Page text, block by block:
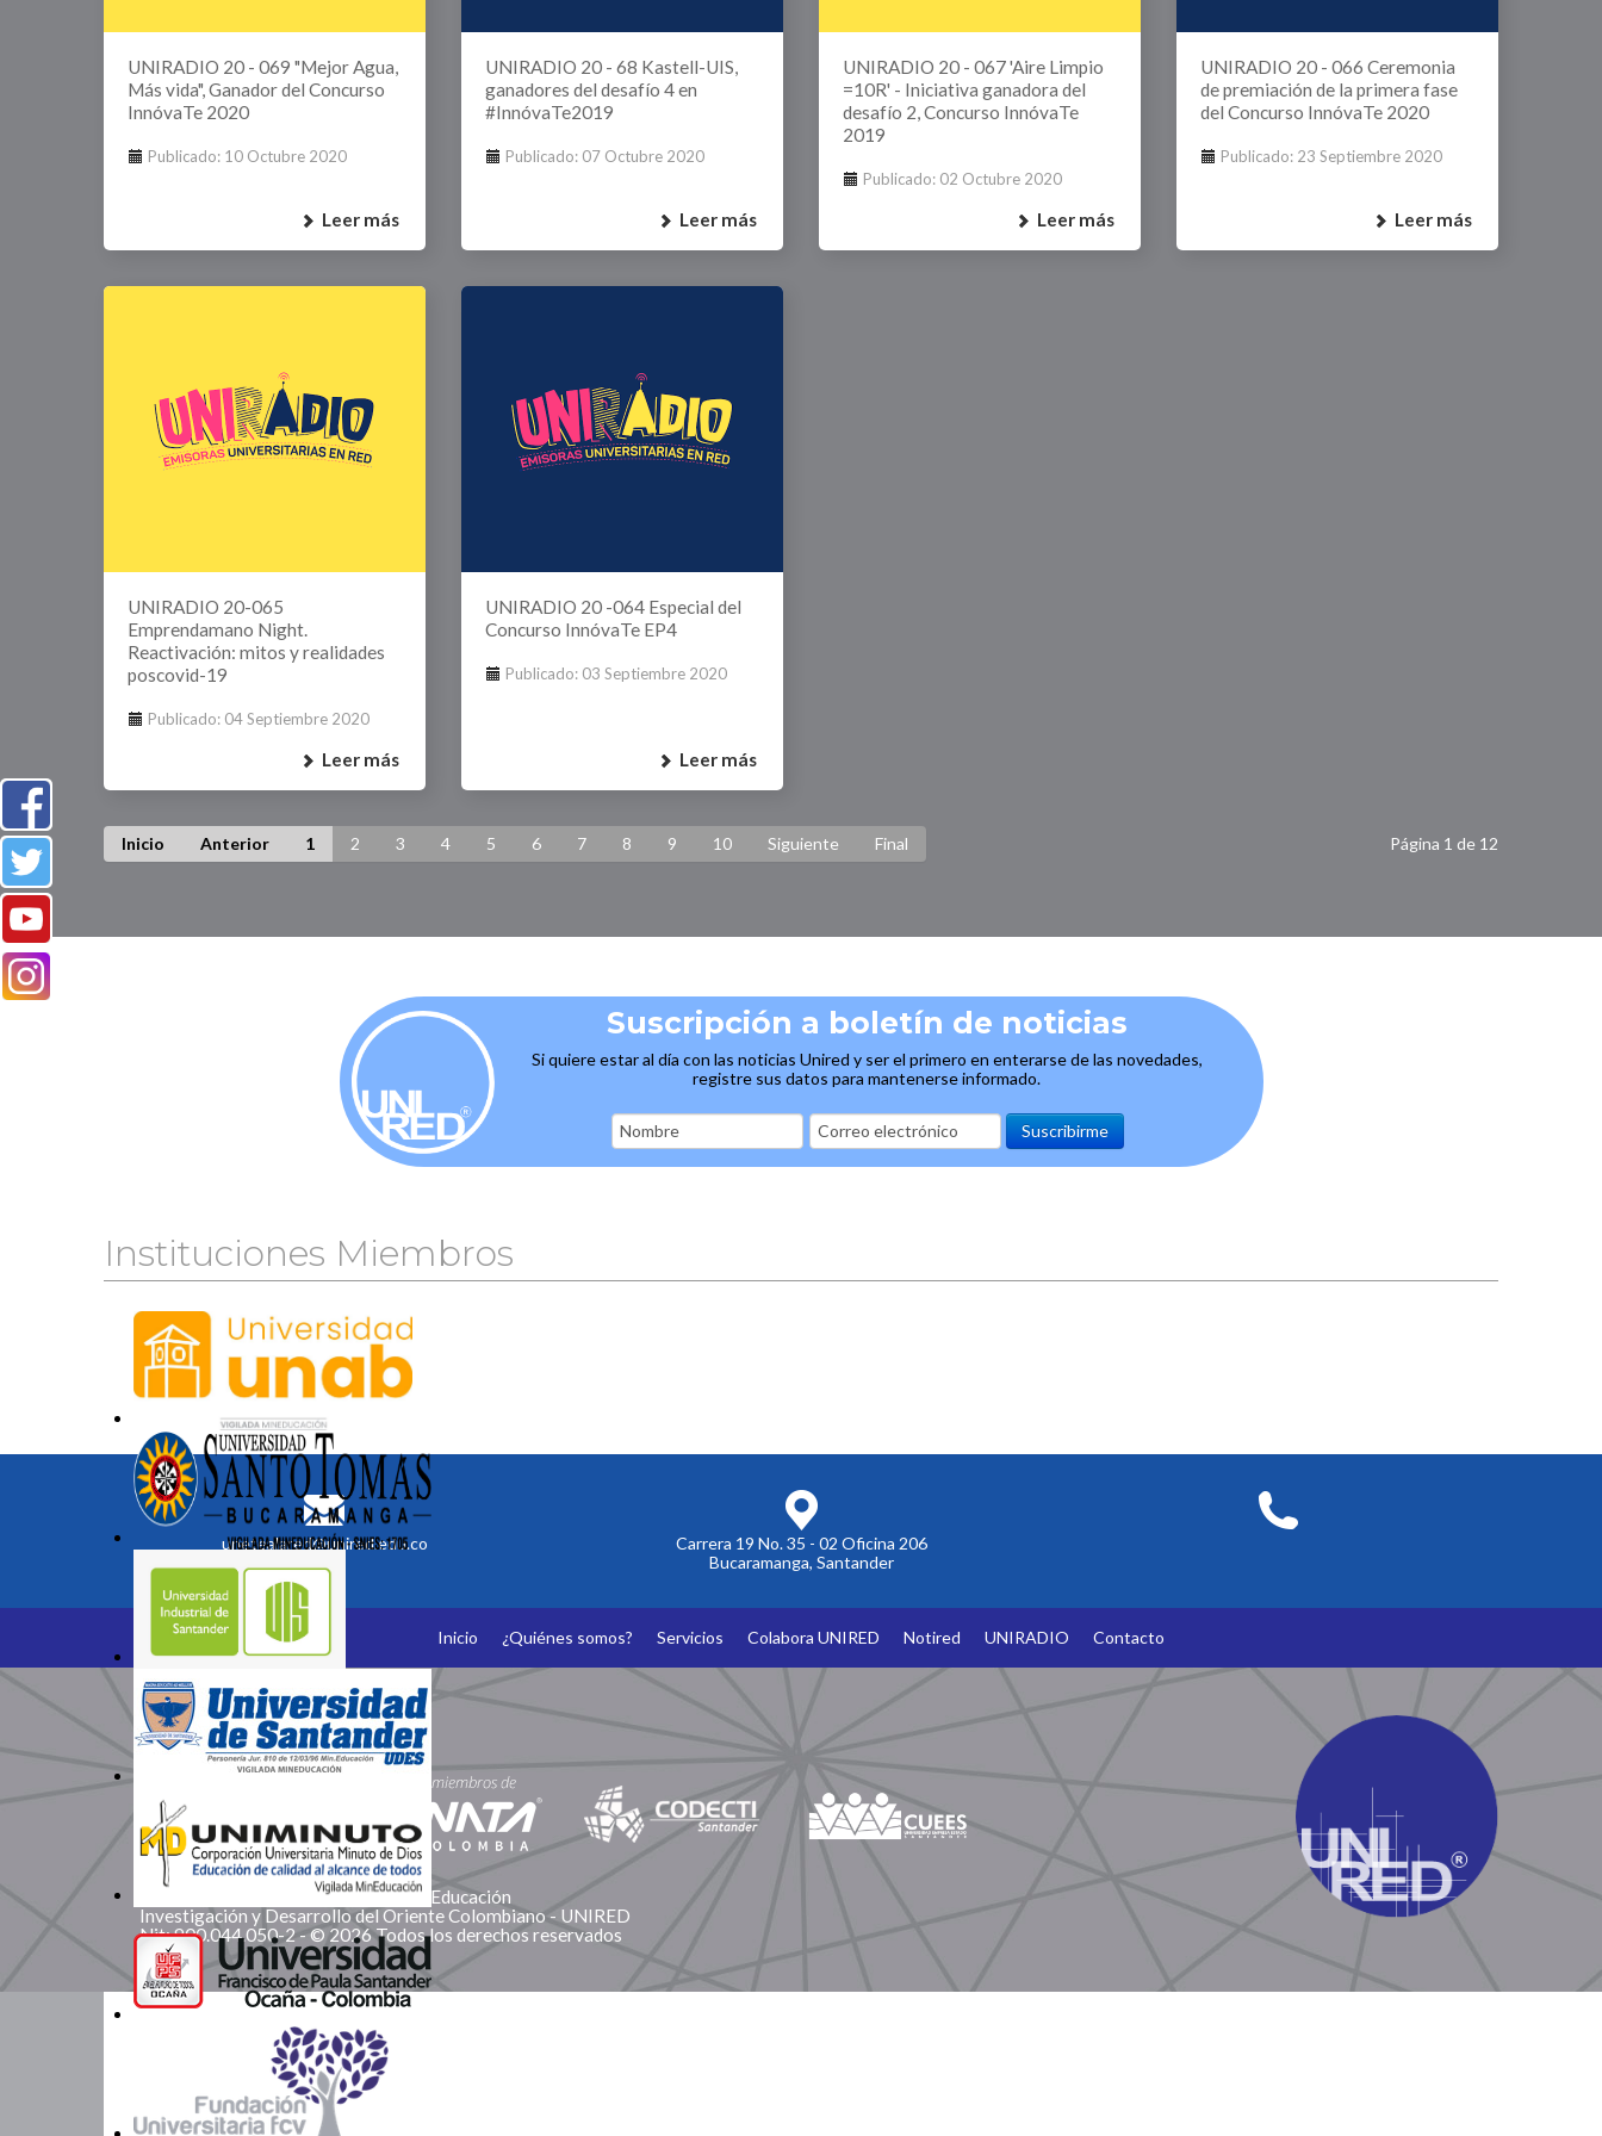
Agenda U
UNIRED online
UNIRADIO 20 - 069 "Mejor Agua,
Más vida", Ganador del Concurso
InnóvaTe 2020
Publicado: 10 Octubre 2020
Leer más
UNIRADIO 20 - 68 Kastell-UIS,
ganadores del desafío 4 en
#InnóvaTe2019
Publicado: 07 Octubre 2020
Leer más
UNIRADIO 20 - 067 'Aire Limpio
=10R' - Iniciativa ganadora del
desafío 2, Concurso InnóvaTe
2019
Publicado: 02 Octubre 2020
Leer más
UNIRADIO 20 - 066 Ceremonia
de premiación de la primera fase
del Concurso InnóvaTe 2020
Publicado: 23 Septiembre 2020
Leer más
UNIRADIO 20-065
Emprendamano Night.
Reactivación: mitos y realidades
poscovid-19
Publicado: 04 Septiembre 2020
Leer más
UNIRADIO 20 -064 Especial del
Concurso InnóvaTe EP4
Publicado: 03 Septiembre 2020
Leer más
Página 1 de 12
Inicio Anterior 1 2 3 4 5 6 7 8 9 10 Siguiente Final
Suscripción a boletín de noticias
Si quiere estar al día con las noticias Unired y ser el primero en enterarse de las novedades,
registre sus datos para mantenerse informado.
Instituciones Miembros
unetealared@unired.edu.co
Carrera 19 No. 35 - 02 Oficina 206
Bucaramanga, Santander
Inicio ¿Quiénes somos? Servicios Colabora UNIRED Notired UNIRADIO Contacto
Somos Miembros
Corporación Red de Instituciones de Educación
Investigación y Desarrollo del Oriente Colombiano - UNIRED
Nit: 900.044.050-2 - © 2026 Todos los derechos reservados